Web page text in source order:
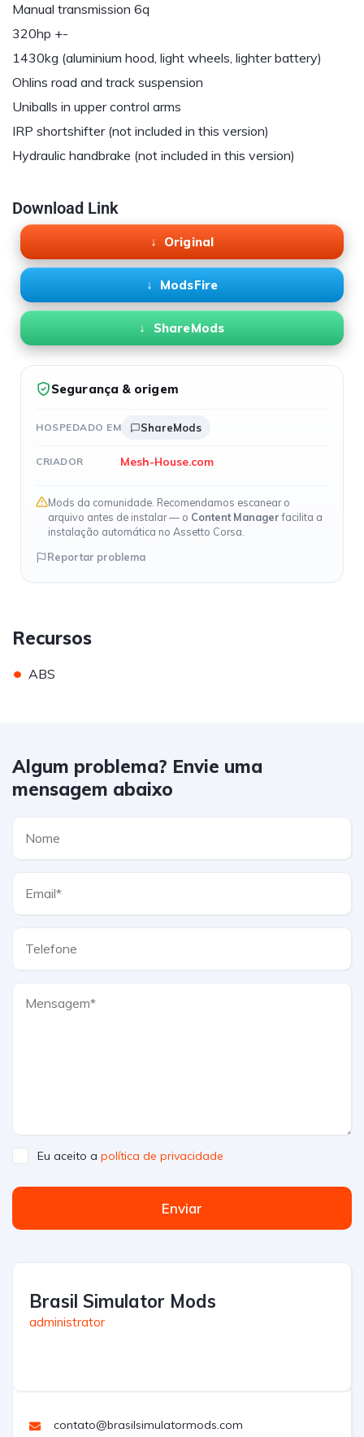
Manual transmission 6q
320hp +-
1430kg (aluminium hood, light wheels, lighter battery)
Ohlins road and track suspension
Uniballs in upper control arms
IRP shortshifter (not included in this version)
Hydraulic handbrake (not included in this version)
Download Link
Original
ModsFire
ShareMods
Segurança & origem
HOSPEDADO EM ShareMods
CRIADOR Mesh-House.com
Mods da comunidade. Recomendamos escanear o
arquivo antes de instalar — o Content Managerfacilita a
instalação automática no Assetto Corsa.
Reportar problema
Recursos
• ABS
Algum problema? Envie uma
mensagem abaixo
Eu aceito a política de privacidade
Enviar
Brasil Simulator Mods
administrator
contato@brasilsimulatormods.com